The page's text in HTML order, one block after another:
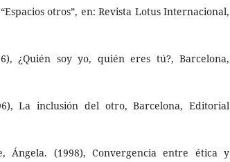
otros”, en: Revista Lotus Internacional,
¿Quién soy yo, quién eres tú?, Barcelona,
La inclusión del otro, Barcelona, Editorial
Ángela. (1998), Convergencia entre ética y